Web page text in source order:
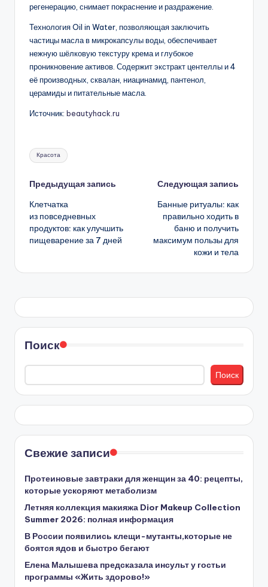
регенерацию, снимает покраснение и раздражение.
Технология Oil in Water, позволяющая заключить
частицы масла в микрокапсулы воды, обеспечивает
нежную шёлковую текстуру крема и глубокое
проникновение активов. Содержит экстракт центеллы и 4
её производных, сквалан, ниацинамид, пантенол,
церамиды и питательные масла.
Источник: beautyhack.ru
Метки:
Красота
Навигация
записи
Предыдущая запись
Клетчатка
из повседневных
продуктов: как улучшить
пищеварение за 7 дней
Следующая запись
Банные ритуалы: как
правильно ходить в
баню и получить
максимум пользы для
кожи и тела
Поиск
Поиск
Свежие записи
Протеиновые завтраки для женщин за 40: рецепты,
которые ускоряют метаболизм
Летняя коллекция макияжа Dior Makeup Collection
Summer 2026: полная информация
В России появились клещи-мутанты,которые не
боятся ядов и быстро бегают
Елена Малышева предсказала инсульт у гостьи
программы «Жить здорово!»